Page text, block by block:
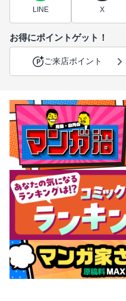
LINE X
お得にポイントゲット！
ご来店ポイント